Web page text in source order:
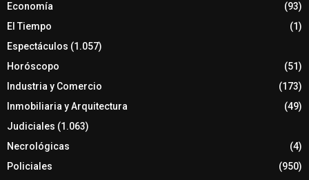
Economía
(93)
El Tiempo
(1)
Espectáculos (1.057)
Horóscopo
(51)
Industria y Comercio
(173)
Inmobiliaria y Arquitectura
(49)
Judiciales (1.063)
Necrológicas
(4)
Policiales
(950)